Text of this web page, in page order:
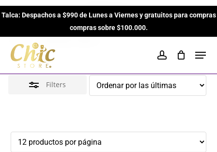
Skip
to
content
Talca: Despachos a $990 de Lunes a Viernes y gratuitos para compras
compras sobre $100.000.
account
Cítricos
Inicio Perfumes Unisex Cítricos
Filters